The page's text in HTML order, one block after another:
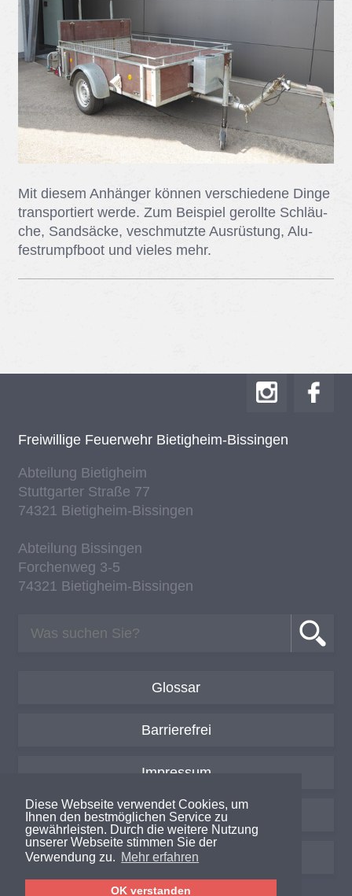
Diese Webseite verwendet Cookies, um
Ihnen den bestmöglichen Service zu
gewährleisten. Durch die weitere Nutzung
unserer Webseite stimmen Sie der
Verwendung zu. Mehr erfahren
OK verstanden
Mit die­sem An­hän­ger kön­nen ver­schie­de­ne Din­ge
trans­por­tiert wer­de. Zum Bei­spiel ge­roll­te Schläu­
che, Sand­sä­cke, ve­schmutz­te Aus­rüs­tung, Alu­
fest­rumpf­boot und vie­les mehr.
Frei­wil­li­ge Feu­er­wehr Bie­tig­heim-Bis­sin­gen
Ab­tei­lung Bie­tig­heim
Stutt­gar­ter Stra­ße 77
74321 Bie­tig­heim-Bis­sin­gen
Ab­tei­lung Bis­sin­gen
For­chen­weg 3-5
74321 Bie­tig­heim-Bis­sin­gen
Glossar
Barrierefrei
Impressum
Datenschutzerklärung
Login / Intern